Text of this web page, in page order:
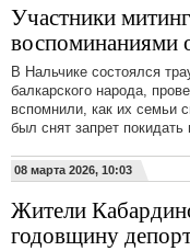
Участники
воспоминаниями
В Нальчике состоялся
балкарского народа,
вспомнили, как их семьи
был снят запрет
08 марта 2026, 10:03
Жители
годовщину